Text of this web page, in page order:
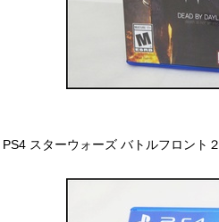
PS4 スターウォーズ バトルフロント２